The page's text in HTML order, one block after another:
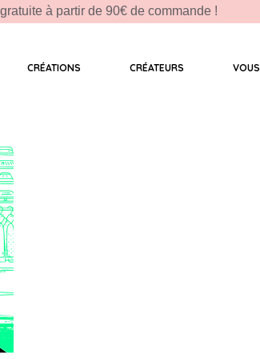
à partir de 90€ de commande !
CRÉATIONS CRÉATEURS